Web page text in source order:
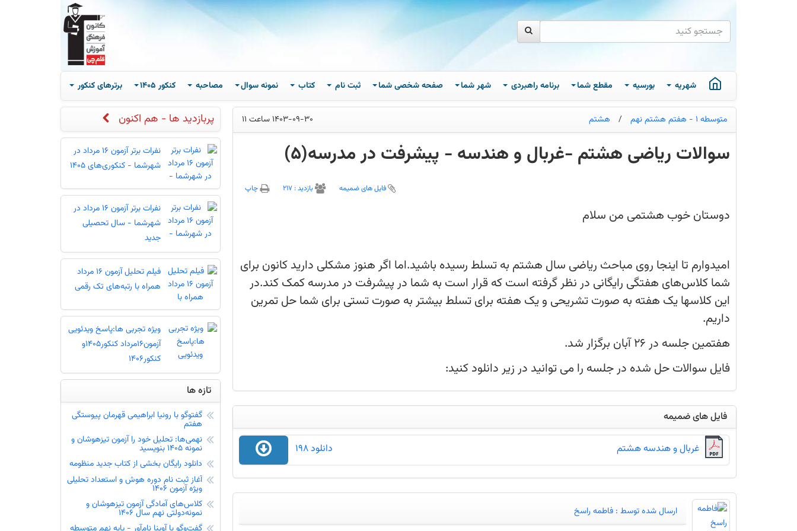
شهریه بورسیه مقطع شما برنامه راهبردی شهر شما صفحه شخصی شما ثبت نام کتاب نمونه سوال مصاحبه کنکور 1405 برترهای کنکور
متوسطه 1 - هفتم هشتم نهم / هشتم 1403-09-30 ساعت 11
سوالات ریاضی هشتم -غربال و هندسه - پیشرفت در مدرسه(5)
برگزار
شده
در
جلسه
را
می‌توانید
در
زیر
دانلود
فایل های ضمیمه بازديد : 217 چاپ
دوستان خوب هشتمی من سلام
امیدوارم تا اینجا روی مباحث ریاضی سال هشتم به تسلط رسیده باشید.اما اگر
هنوز مشکلی دارید کانون برای شما کلاس‌های هفتگی رایگانی در نظر گرفته است
که قرار است به شما در پیشرفت در مدرسه کمک کند.در این کلاسها یک هفته به
صورت تشریحی و یک هفته برای تسلط بیشتر به صورت تستی برای شما حل
تمرین داریم.
هفتمین جلسه در 26 آبان برگزار شد.
فایل سوالات حل شده در جلسه را می توانید در زیر دانلود کنید:
فایل های ضمیمه
پربازدید ها - هم اکنون
نفرات برتر آزمون 16 مرداد در
شهرشما - کنکوری‌های 1405
نفرات برتر آزمون 16 مرداد در
شهرشما - سال تحصیلی
جدید
فیلم تحلیل آزمون 16 مرداد
همراه با رتبه‌های تک رقمی
ویژه تجربی ها:پاسخ ویدئویی
آزمون16مرداد کنکور1405و
کنکور1406
تازه ها
گفتوگو با رونیا ابراهیمی قهرمان پیوستگی
هفتم
نهمی‌ها: تحلیل خود را آزمون تیزهوشان و
نمونه 1405 بنویسید
دانلود رایگان بخشی از کتاب جدید منظومه
آغاز ثبت نام دوره هوش و استعداد تحلیلی
ویژه آزمون 1406
کلاس‌های آمادگی آزمون تیزهوشان و
نمونه‌دولتی نهم سال 1406